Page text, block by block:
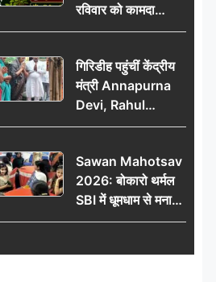
रविवार को कामदा
एकादशी का व्रत, जानें
और शुभ समय
गिरिडीह पहुंचीं केंद्रीय
मंत्री Annapurna
Devi, Rahul
Gandhi पर साधा
आंदोलन को लेकर
सरकार पर हमला
Sawan Mahotsav
2026: बोकारो थर्मल
SBI में धूमधाम से मना
सावन महोत्सव